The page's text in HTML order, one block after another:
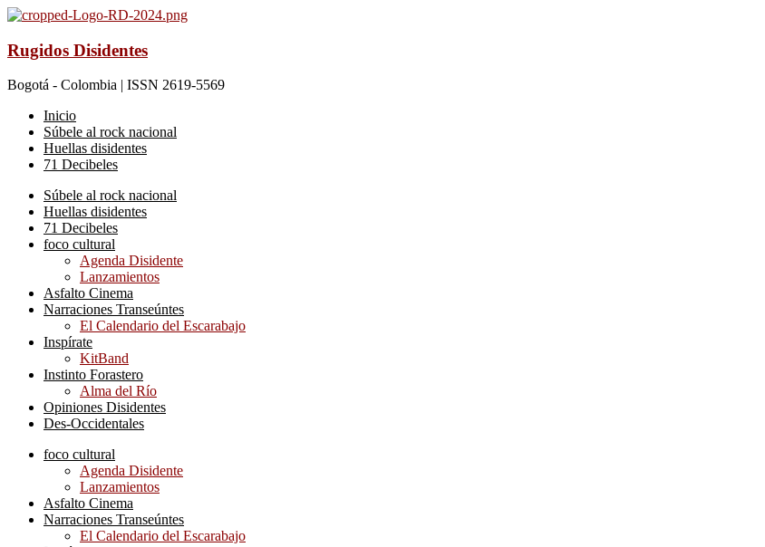
Rugidos Disidentes
Bogotá - Colombia | ISSN 2619-5569
Inicio
Súbele al rock nacional
Huellas disidentes
71 Decibeles
Súbele al rock nacional
Huellas disidentes
71 Decibeles
foco cultural
Agenda Disidente
Lanzamientos
Asfalto Cinema
Narraciones Transeúntes
El Calendario del Escarabajo
Inspírate
KitBand
Instinto Forastero
Alma del Río
Opiniones Disidentes
Des-Occidentales
foco cultural
Agenda Disidente
Lanzamientos
Asfalto Cinema
Narraciones Transeúntes
El Calendario del Escarabajo